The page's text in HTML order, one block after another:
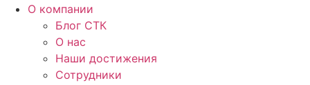
О компании
Блог СТК
О нас
Наши достижения
Сотрудники